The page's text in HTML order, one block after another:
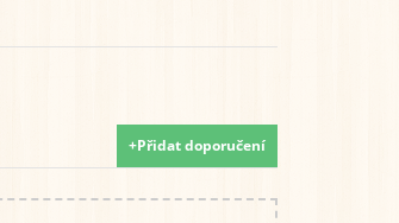
+Přidat doporučení